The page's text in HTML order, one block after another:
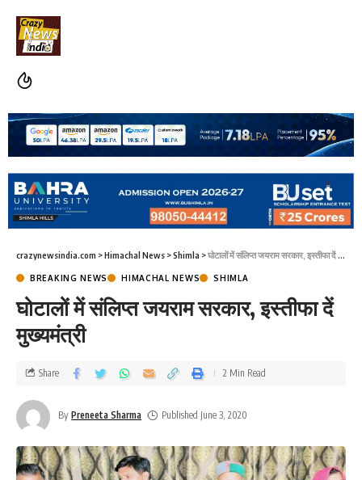
crazynewsindia.com >Himachal News >Shimla >घोटालों में संलिप्त जयराम सरकार, इस्तीफा दें मुख्यमंत्री
BREAKING NEWS HIMACHAL NEWS SHIMLA
घोटालों में संलिप्त जयराम सरकार, इस्तीफा दें
मुख्यमंत्री
By Preneeta Sharma Published June 3, 2020
Share 2 Min Read